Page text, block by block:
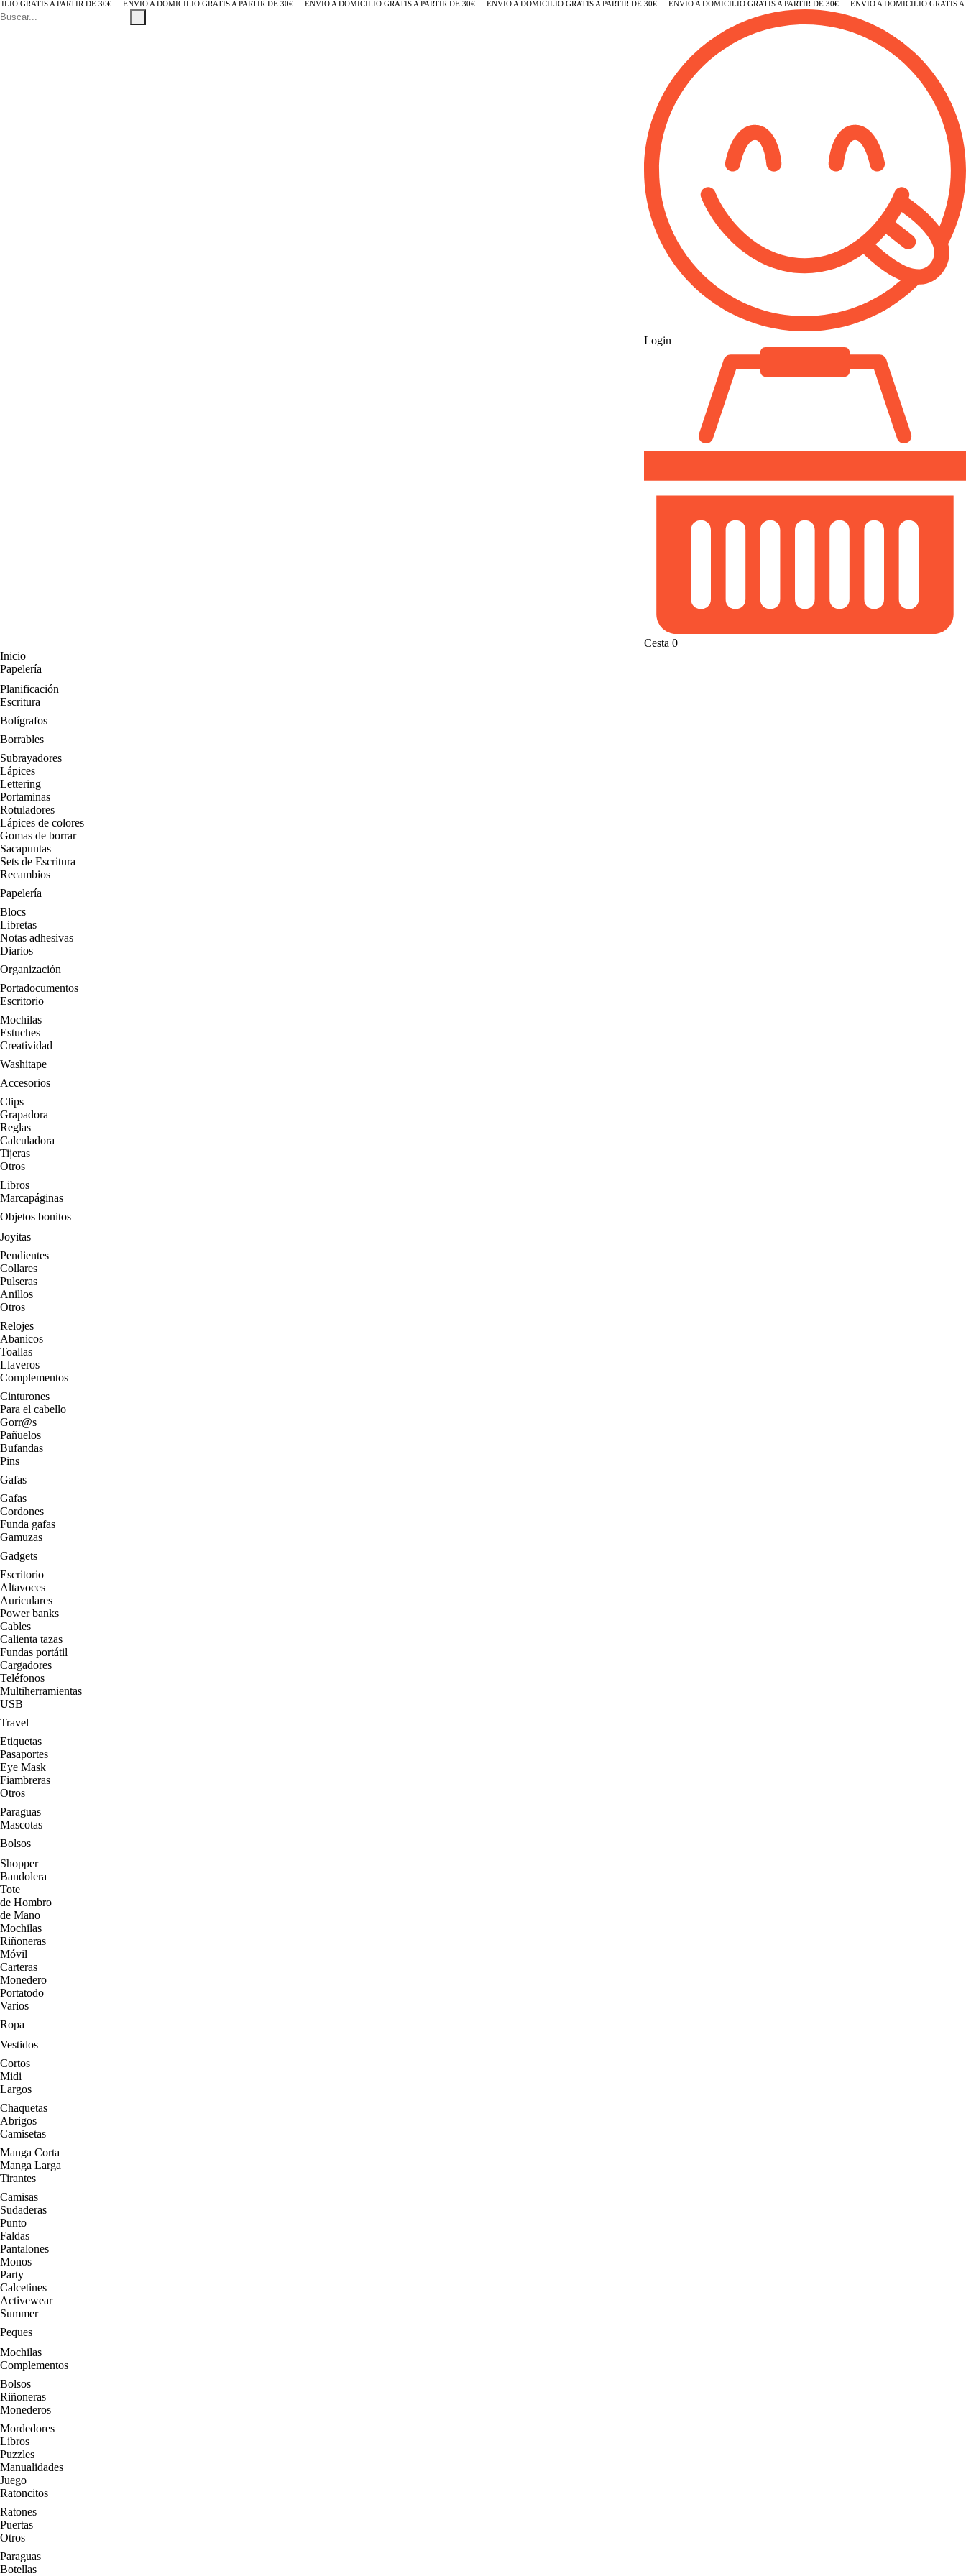
GRATIS A PARTIR DE 30€ ENVÍO A DOMICILIO GRATIS A PARTIR DE 30€ ENVÍO A DOMICILIO GRATIS A PARTIR DE 30€ ENVÍO A DOMICILIO GRATIS A PARTIR DE 30€ ENVÍO A DOMICILIO GRATIS A PARTIR DE 30€ ENVÍO A DOMICILIO GRATIS A
Login
Cesta 0
Inicio
Papelería
Planificación
Escritura
Bolígrafos
Borrables
Subrayadores
Lápices
Lettering
Portaminas
Rotuladores
Lápices de colores
Gomas de borrar
Sacapuntas
Sets de Escritura
Recambios
Papelería
Blocs
Libretas
Notas adhesivas
Diarios
Organización
Portadocumentos
Escritorio
Mochilas
Estuches
Creatividad
Washitape
Accesorios
Clips
Grapadora
Reglas
Calculadora
Tijeras
Otros
Libros
Marcapáginas
Objetos bonitos
Joyitas
Pendientes
Collares
Pulseras
Anillos
Otros
Relojes
Abanicos
Toallas
Llaveros
Complementos
Cinturones
Para el cabello
Gorr@s
Pañuelos
Bufandas
Pins
Gafas
Gafas
Cordones
Funda gafas
Gamuzas
Gadgets
Escritorio
Altavoces
Auriculares
Power banks
Cables
Calienta tazas
Fundas portátil
Cargadores
Teléfonos
Multiherramientas
USB
Travel
Etiquetas
Pasaportes
Eye Mask
Fiambreras
Otros
Paraguas
Mascotas
Bolsos
Shopper
Bandolera
Tote
de Hombro
de Mano
Mochilas
Riñoneras
Móvil
Carteras
Monedero
Portatodo
Varios
Ropa
Vestidos
Cortos
Midi
Largos
Chaquetas
Abrigos
Camisetas
Manga Corta
Manga Larga
Tirantes
Camisas
Sudaderas
Punto
Faldas
Pantalones
Monos
Party
Calcetines
Activewear
Summer
Peques
Mochilas
Complementos
Bolsos
Riñoneras
Monederos
Mordedores
Libros
Puzzles
Manualidades
Juego
Ratoncitos
Ratones
Puertas
Otros
Paraguas
Botellas